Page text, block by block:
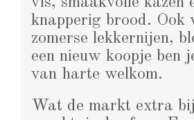
knapperig brood. Ook
zomerse lekkernijen,
een nieuw koopje ben
van harte welkom.
Wat de markt extra